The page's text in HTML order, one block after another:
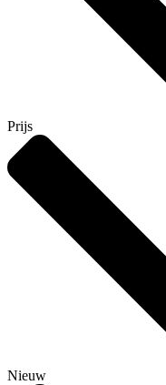
Prijs
Nieuw